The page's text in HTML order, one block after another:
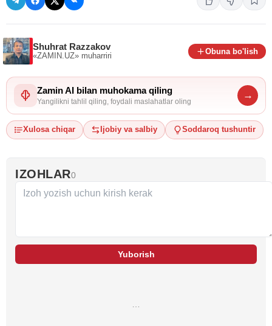
Shuhrat Razzakov
«ZAMIN.UZ» muharriri
Obuna bo'lish
Zamin AI bilan muhokama qiling
Yangilikni tahlil qiling, foydali maslahatlar oling
→
Xulosa chiqar Ijobiy va salbiy Soddaroq tushuntir
IZOHLAR0
Yuborish
…